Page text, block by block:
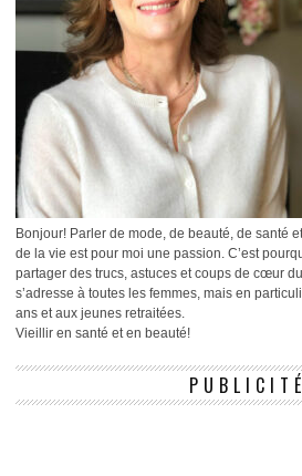
Bonjour! Parler de mode, de beauté, de santé
de la vie est pour moi une passion. C’est
partager des trucs, astuces et coups de cœur
s’adresse à toutes les femmes, mais en
ans et aux jeunes retraitées.
Vieillir en santé et en beauté!
PUBLICITÉ